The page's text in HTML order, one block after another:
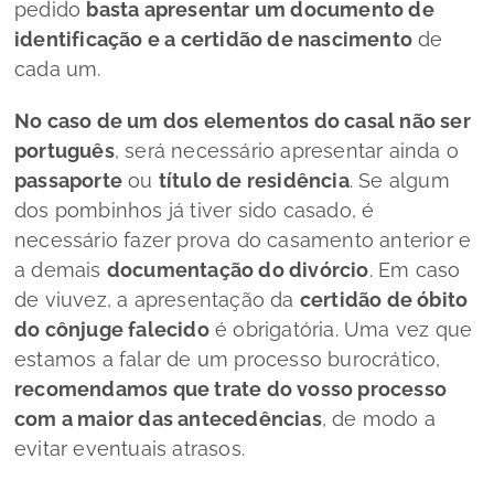
pedido basta apresentar um documento de
identificação e a certidão de nascimento de
cada um.
No caso de um dos elementos do casal não ser
português, será necessário apresentar ainda o
passaporte ou título de residência. Se algum
dos pombinhos já tiver sido casado, é
necessário fazer prova do casamento anterior e
a demais documentação do divórcio. Em caso
de viuvez, a apresentação da certidão de óbito
do cônjuge falecidoé obrigatória. Uma vez que
estamos a falar de um processo burocrático,
recomendamos que trate do vosso processo
com a maior das antecedências, de modo a
evitar eventuais atrasos.